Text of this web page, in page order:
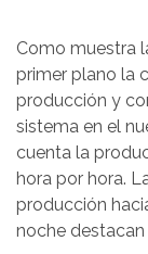
Como muestra
primer plano la
producción y
sistema en el
cuenta la
hora por hora.
producción
noche